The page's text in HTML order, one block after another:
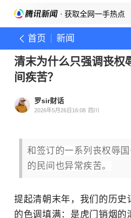
· 获取全网一手热点
首页 新闻
清末为什么只强调丧权
间疾苦？
罗sir财话
2026年5月26日16:08 四川
和签订的一系列丧权辱
的民间也异常疾苦。
提起清朝末年，我们的历史
的色调填满：是虎门销烟的